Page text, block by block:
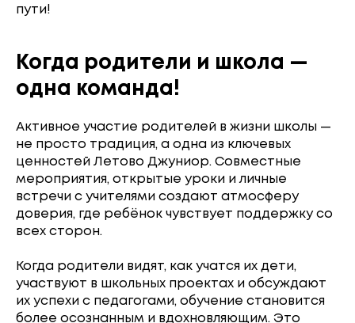
пути!
Когда родители и школа —
одна команда!
Активное участие родителей в жизни школы —
не просто традиция, а одна из ключевых
ценностей Летово Джуниор. Совместные
мероприятия, открытые уроки и личные
встречи с учителями создают атмосферу
доверия, где ребёнок чувствует поддержку со
всех сторон.
Когда родители видят, как учатся их дети,
участвуют в школьных проектах и обсуждают
их успехи с педагогами, обучение становится
более осознанным и вдохновляющим. Это